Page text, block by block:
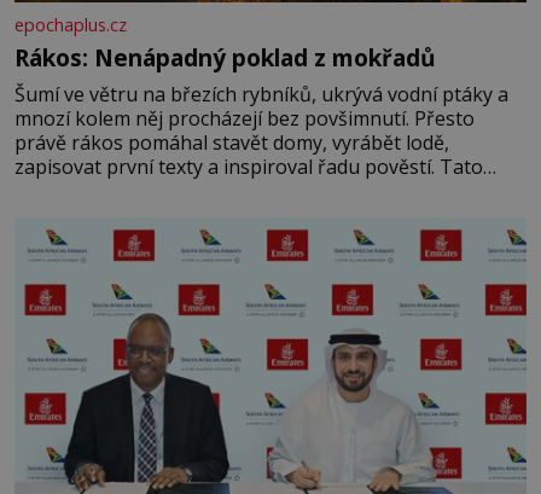
epochaplus.cz
Rákos: Nenápadný poklad z mokřadů
Šumí ve větru na březích rybníků, ukrývá vodní ptáky a
mnozí kolem něj procházejí bez povšimnutí. Přesto
právě rákos pomáhal stavět domy, vyrábět lodě,
zapisovat první texty a inspiroval řadu pověstí. Tato
letního koupání. Stačí se však podívat